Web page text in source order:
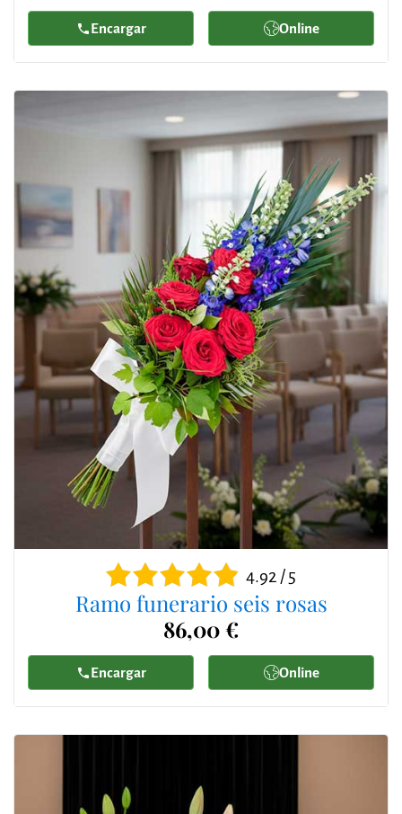
Encargar Online
4.92 / 5
Ramo funerario seis rosas
86,00 €
Encargar Online